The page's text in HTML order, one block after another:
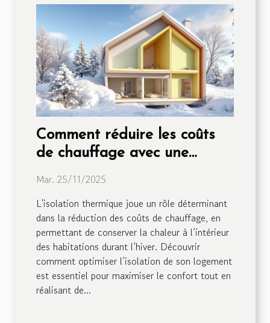
Comment réduire les coûts
de chauffage avec une
isolation optimale ?
Mar. 25/11/2025
L'isolation thermique joue un rôle déterminant
dans la réduction des coûts de chauffage, en
permettant de conserver la chaleur à l’intérieur
des habitations durant l’hiver. Découvrir
comment optimiser l’isolation de son logement
est essentiel pour maximiser le confort tout en
réalisant de...